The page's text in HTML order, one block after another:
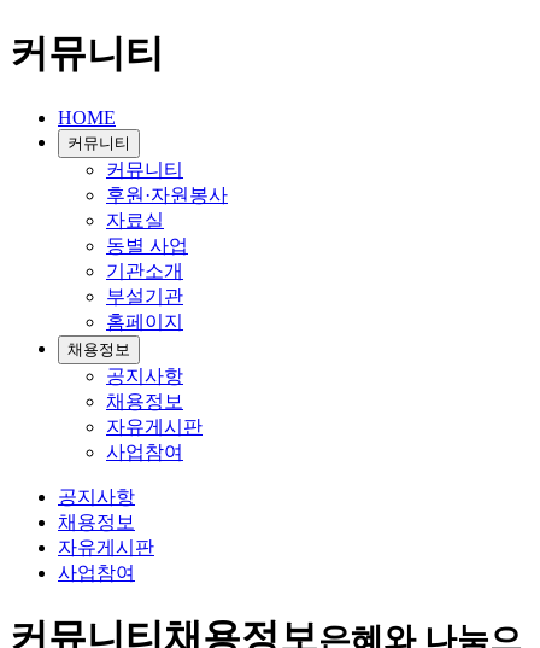
커뮤니티
HOME
커뮤니티
커뮤니티
후원·자원봉사
자료실
동별 사업
기관소개
부설기관
홈페이지
채용정보
공지사항
채용정보
자유게시판
사업참여
공지사항
채용정보
자유게시판
사업참여
커뮤니티채용정보은혜와 나눔으